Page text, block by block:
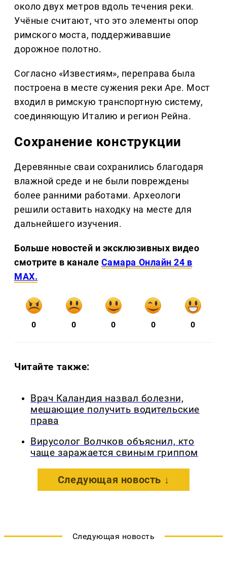
около двух метров вдоль течения реки.
Учёные считают, что это элементы опор
римского моста, поддерживавшие
дорожное полотно.
Согласно «Известиям», переправа была
построена в месте сужения реки Аре. Мост
входил в римскую транспортную систему,
соединяющую Италию и регион Рейна.
Сохранение конструкции
Деревянные сваи сохранились благодаря
влажной среде и не были повреждены
более ранними работами. Археологи
решили оставить находку на месте для
дальнейшего изучения.
Больше новостей и эксклюзивных видео
смотрите в канале Самара Онлайн 24 в
MAX.
0 0 0 0 0
Читайте также:
Врач Каландия назвал болезни,
мешающие получить водительские
права
Вирусолог Волчков объяснил, кто
чаще заражается свиным гриппом
Следующая новость ↓
Следующая новость